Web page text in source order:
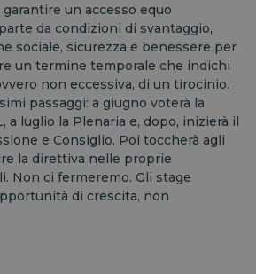
un accesso equo
da condizioni di svantaggio,
sociale, sicurezza e benessere per
un termine temporale che indichi
non eccessiva, di un tirocinio.
passaggi: a giugno voterà la
a luglio la Plenaria e, dopo, inizierà il
e Consiglio. Poi toccherà agli
la direttiva nelle proprie
Non ci fermeremo. Gli stage
di crescita, non